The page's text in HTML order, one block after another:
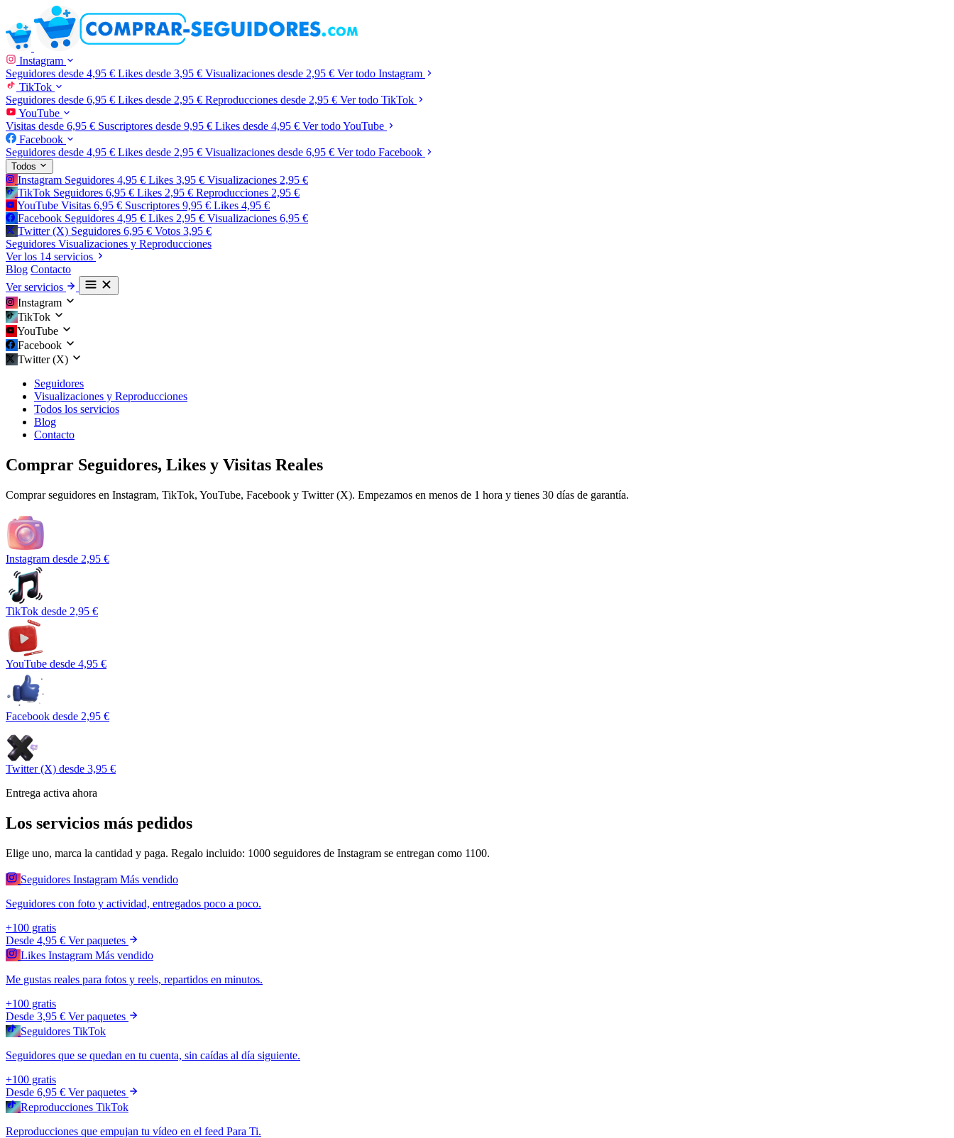
Instagram
Seguidores desde 4,95 € Likes desde 3,95 € Visualizaciones desde 2,95 € Ver todo Instagram
TikTok
Seguidores desde 6,95 € Likes desde 2,95 € Reproducciones desde 2,95 € Ver todo TikTok
YouTube
Visitas desde 6,95 € Suscriptores desde 9,95 € Likes desde 4,95 € Ver todo YouTube
Facebook
Seguidores desde 4,95 € Likes desde 2,95 € Visualizaciones desde 6,95 € Ver todo Facebook
Todos
Instagram Seguidores 4,95 € Likes 3,95 € Visualizaciones 2,95 €
TikTok Seguidores 6,95 € Likes 2,95 € Reproducciones 2,95 €
YouTube Visitas 6,95 € Suscriptores 9,95 € Likes 4,95 €
Facebook Seguidores 4,95 € Likes 2,95 € Visualizaciones 6,95 €
Twitter (X) Seguidores 6,95 € Votos 3,95 €
Seguidores Visualizaciones y Reproducciones
Ver los 14 servicios
Blog Contacto
Ver servicios
Instagram
TikTok
YouTube
Facebook
Twitter (X)
Seguidores
Visualizaciones y Reproducciones
Todos los servicios
Blog
Contacto
Comprar Seguidores, Likes y Visitas Reales
Comprar seguidores en Instagram, TikTok, YouTube, Facebook y Twitter (X). Empezamos en menos de 1 hora y tienes 30 días de garantía.
Instagram desde 2,95 €
TikTok desde 2,95 €
YouTube desde 4,95 €
Facebook desde 2,95 €
Twitter (X) desde 3,95 €
Entrega activa ahora
Los servicios más pedidos
Elige uno, marca la cantidad y paga. Regalo incluido: 1000 seguidores de Instagram se entregan como 1100.
Seguidores Instagram Más vendido
Seguidores con foto y actividad, entregados poco a poco.
+100 gratis
Desde 4,95 € Ver paquetes
Likes Instagram Más vendido
Me gustas reales para fotos y reels, repartidos en minutos.
+100 gratis
Desde 3,95 € Ver paquetes
Seguidores TikTok
Seguidores que se quedan en tu cuenta, sin caídas al día siguiente.
+100 gratis
Desde 6,95 € Ver paquetes
Reproducciones TikTok
Reproducciones que empujan tu vídeo en el feed Para Ti.